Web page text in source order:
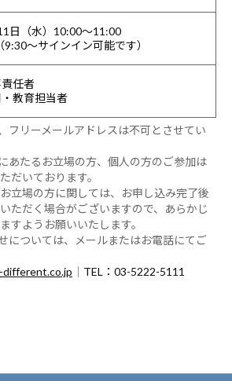
日（水）10:00～11:00
（9:30～サインイン可能です）
責任者
教育担当者
フリーメールアドレスは不可とさせてい
あたるお立場の方、個人の方のご参加は
だいております。
立場の方に関しては、お申し込み完了後
ただく場合がございますので、あらかじ
すようお願いいたします。
については、メールまたはお電話にてご
different.co.jp TEL：03-5222-5111